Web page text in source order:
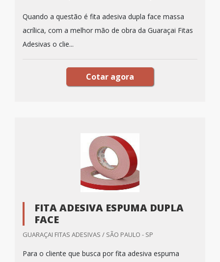
Quando a questão é fita adesiva dupla face massa
acrílica, com a melhor mão de obra da Guaraçai Fitas
Adesivas o clie...
Cotar agora
FITA ADESIVA ESPUMA DUPLA
FACE
GUARAÇAI FITAS ADESIVAS / SÃO PAULO - SP
Para o cliente que busca por fita adesiva espuma